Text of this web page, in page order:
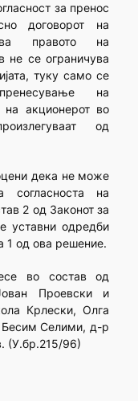
за пренос
договорот на
правото на
не се ограничува
туку само се
на
акционерот во
од
дека не може
на
2 од Законот за
уставни одредби
1 од ова решение.
во состав од
Проевски и
Крлески, Олга
Бесим Селими, д-р
(У.бр.215/96)